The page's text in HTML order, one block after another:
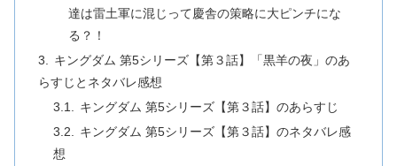
達は雷土軍に混じって慶舎の策略に大ピンチにな
る？！
キングダム 第5シリーズ【第３話】「黒羊の夜」のあ
らすじとネタバレ感想
キングダム 第5シリーズ【第３話】のあらすじ
キングダム 第5シリーズ【第３話】のネタバレ感
想